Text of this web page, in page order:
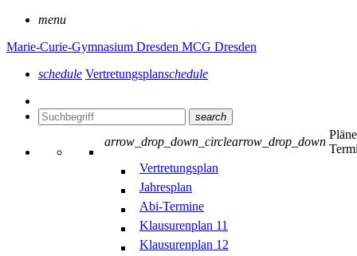
menu
Marie-Curie-Gymnasium Dresden MCG Dresden
schedule Vertretungsplanschedule
search
arrow_drop_down_circlearrow_drop_down
Vertretungsplan
Jahresplan
Abi-Termine
Klausurenplan 11
Klausurenplan 12